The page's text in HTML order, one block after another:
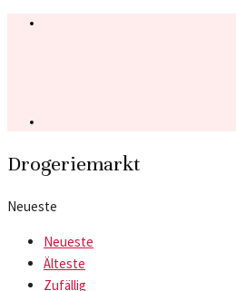
Drogeriemarkt
Neueste
Neueste
Älteste
Zufällig